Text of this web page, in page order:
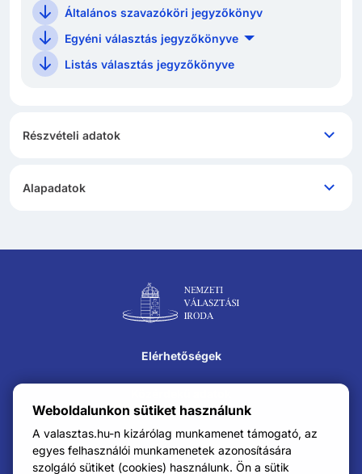
Weboldalunkon sütiket használunk
A valasztas.hu-n kizárólag munkamenet támogató, az
egyes felhasználói munkamenetek azonosítására
szolgáló sütiket (cookies) használunk. Ön a sütik
Általános szavazóköri jegyzőkönyv
Egyéni választás jegyzőkönyve
Listás választás jegyzőkönyve
Részvételi adatok
Alapadatok
Lábléc navigáció
Elérhetőségek
Impresszum
Karrier